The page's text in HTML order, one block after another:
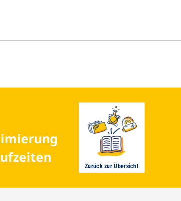
Zurück zur Übersicht